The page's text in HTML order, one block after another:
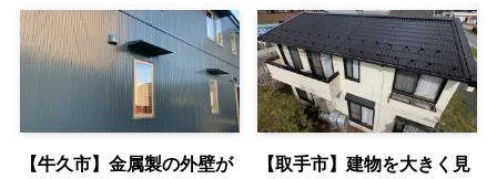
【牛久市】金属製の外壁が
【取手市】建物を大きく見